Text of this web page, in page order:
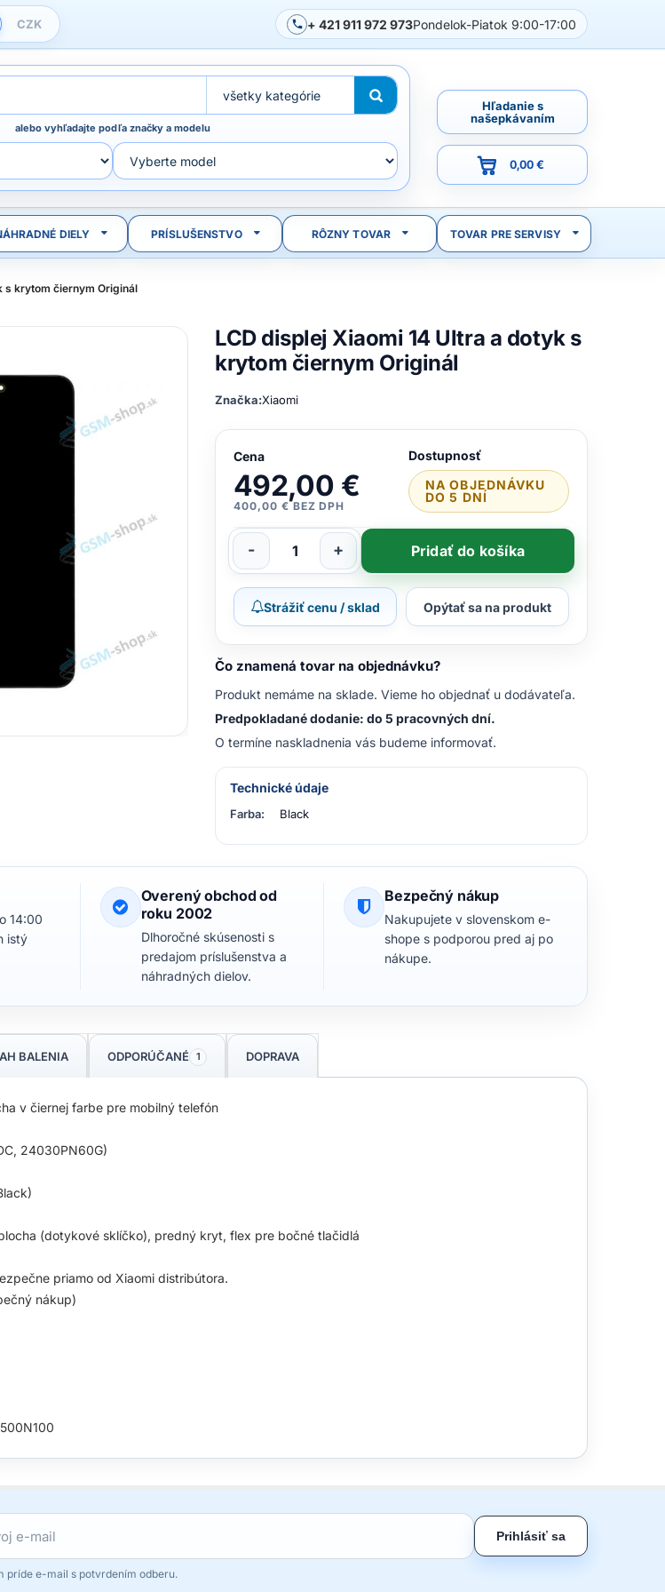
CZK + 421 911 972 973Pondelok-Piatok 9:00-17:00
alebo vyhľadajte podľa značky a modelu
Hľadanie s
našepkávaním
0,00 €
DIELY PRÍSLUŠENSTVO RÔZNY TOVAR TOVAR PRE SERVISY
s krytom čiernym Originál
LCD displej Xiaomi 14 Ultra a dotyk s
krytom čiernym Originál
Značka:Xiaomi
Cena
492,00 €
400,00 € BEZ DPH
Dostupnosť
NA OBJEDNÁVKU
DO 5 DNÍ
- + Pridať do košíka
Strážiť cenu / sklad Opýtať sa na produkt
Čo znamená tovar na objednávku?
Produkt nemáme na sklade. Vieme ho objednať u dodávateľa.
Predpokladané dodanie: do 5 pracovných dní.
O termíne naskladnenia vás budeme informovať.
Technické údaje
Farba: Black
14:00
istý
Overený obchod od
roku 2002
Dlhoročné skúsenosti s
predajom príslušenstva a
náhradných dielov.
Bezpečný nákup
Nakupujete v slovenskom e-
shope s podporou pred aj po
nákupe.
BALENIA ODPORÚČANÉ 1 DOPRAVA
v čiernej farbe pre mobilný telefón
24030PN60G)
(dotykové sklíčko), predný kryt, flex pre bočné tlačidlá
priamo od Xiaomi distribútora.
nákup)
Prihlásiť sa
príde e-mail s potvrdením odberu.